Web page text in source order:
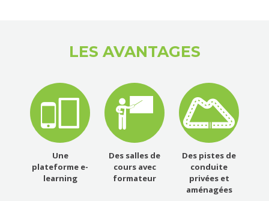
LES AVANTAGES
Une
plateforme e-
learning
Des salles de
cours avec
formateur
Des pistes de
conduite
privées et
aménagées